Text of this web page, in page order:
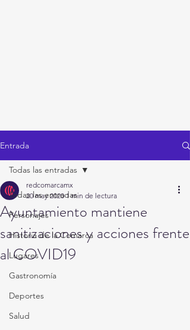
Entrada
Todas las entradas
Personajes
Historia de la Comarca
Lugares
Gastronomía
Deportes
Salud
Todas las entradas
Ayuntamiento mantiene
sanitizaciones y acciones frente
al COVID19
redcomarcamx
20 may 2020 1 min de lectura